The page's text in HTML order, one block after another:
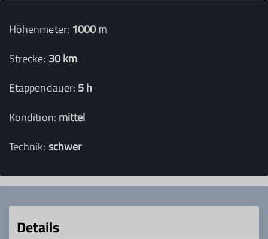
Höhenmeter: 1000 m
Strecke: 30 km
Etappendauer: 5 h
Kondition: mittel
Technik: schwer
Details